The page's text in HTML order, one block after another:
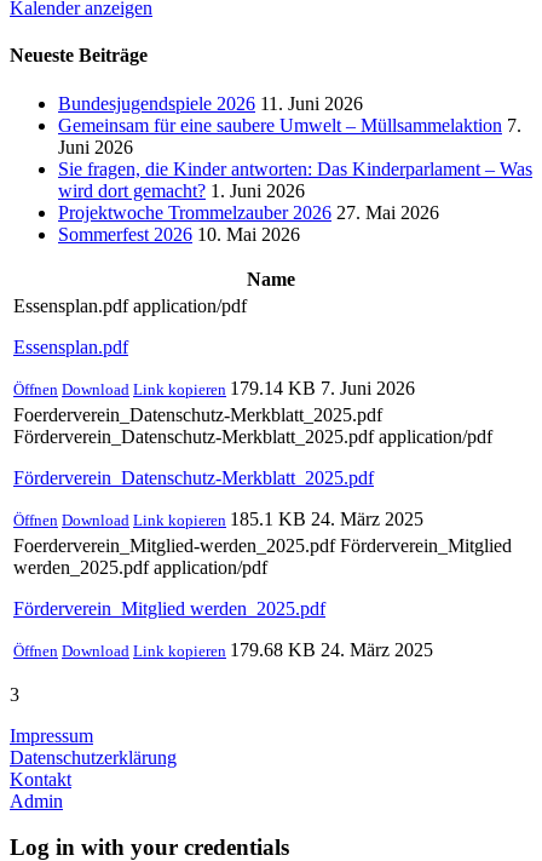
Kalender anzeigen
Neueste Beiträge
Bundesjugendspiele 2026 11. Juni 2026
Gemeinsam für eine saubere Umwelt – Müllsammelaktion 7.
Juni 2026
Sie fragen, die Kinder antworten: Das Kinderparlament – Was
wird dort gemacht? 1. Juni 2026
Projektwoche Trommelzauber 2026 27. Mai 2026
Sommerfest 2026 10. Mai 2026
Name
Essensplan.pdf application/pdf
Essensplan.pdf
Öffnen Download Link kopieren 179.14 KB 7. Juni 2026
Foerderverein_Datenschutz-Merkblatt_2025.pdf
Förderverein_Datenschutz-Merkblatt_2025.pdf application/pdf
Förderverein_Datenschutz-Merkblatt_2025.pdf
Öffnen Download Link kopieren 185.1 KB 24. März 2025
Foerderverein_Mitglied-werden_2025.pdf Förderverein_Mitglied
werden_2025.pdf application/pdf
Förderverein_Mitglied werden_2025.pdf
Öffnen Download Link kopieren 179.68 KB 24. März 2025
3
Impressum
Datenschutzerklärung
Kontakt
Admin
Log in with your credentials